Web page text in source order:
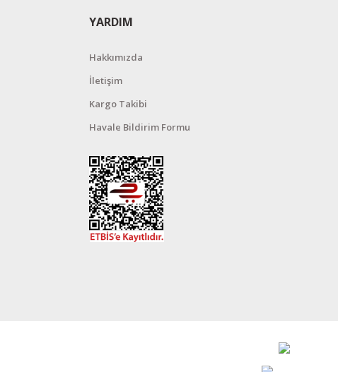
YARDIM
Hakkımızda
İletişim
Kargo Takibi
Havale Bildirim Formu